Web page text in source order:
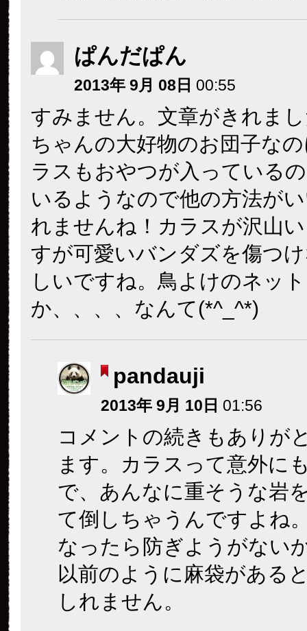
ぱんだぱん
2013年 9月 08日 00:55
すみません。文章がきれま
ちゃんの大好物のお団子な
ラスもおやつが入っている
いるようなので他の方法が
れませんね！カラスが沢山
すが可愛いバンダズを傷つ
しいですね。鳥よけのネッ
か、、、、なんて(*^_^*)
pandauji
2013年 9月 10日 01:56
コメントの続きもありが
ます。カラスって意外に
で、あんなに重そうな岩
て倒しちゃうんですよね
なったら防ぎようがない
以前のように麻袋がある
しれません。